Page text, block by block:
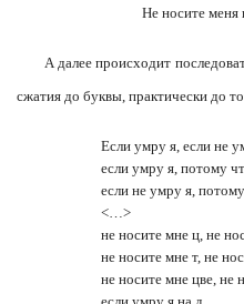
Не носите меня
А далее происходит
сжатия до буквы, практически до
Если умру я, если не
если умру я, потому
если не умру я,
<…>
не носите мне ц, не
не носите мне т, не
не носите мне цве, не